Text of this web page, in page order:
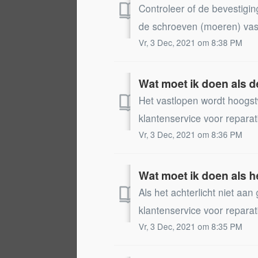
Controleer of de
de schroeven (moeren)
Vr, 3 Dec, 2021 om 8:38 PM
Wat moet ik doen als
Het vastlopen wordt
klantenservice voor
Vr, 3 Dec, 2021 om 8:36 PM
Wat moet ik doen als
Als het achterlicht niet
klantenservice voor
Vr, 3 Dec, 2021 om 8:35 PM